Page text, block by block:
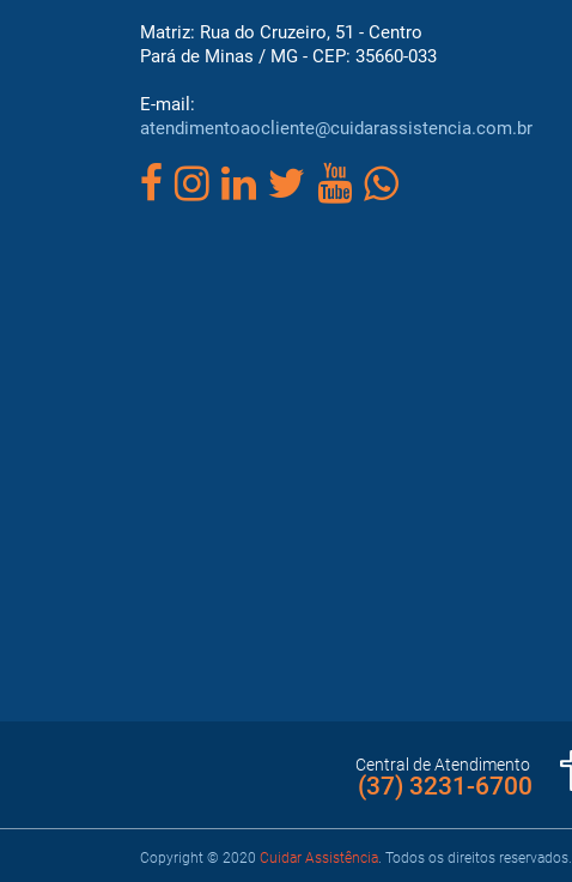
Matriz: Rua do Cruzeiro, 51 - Centro
Pará de Minas / MG - CEP: 35660-033
E-mail:
atendimentoaocliente@cuidarassistencia.com.br
Central de Atendimento
(37) 3231-6700
Copyright © 2020 Cuidar Assistência Todos os direitos reservados.